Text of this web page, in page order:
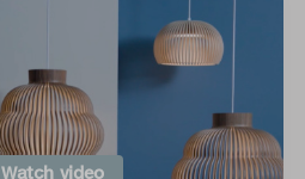
Watch video